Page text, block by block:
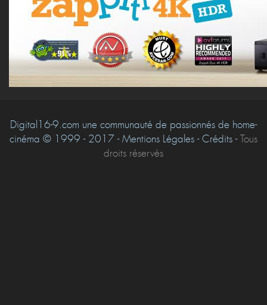
Digital16-9.com une communauté de passionnés de home-
cinéma © 1999 - 2017 - Mentions Légales - Crédits -Tous
droits réservés